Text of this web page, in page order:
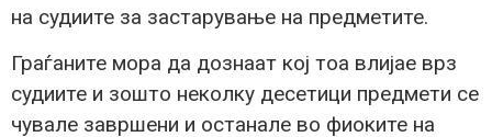
на судиите за застарување на предметите.
Граѓаните мора да дознаат кој тоа влијае врз
судиите и зошто неколку десетици предмети се
чувале завршени и останале во фиоките на